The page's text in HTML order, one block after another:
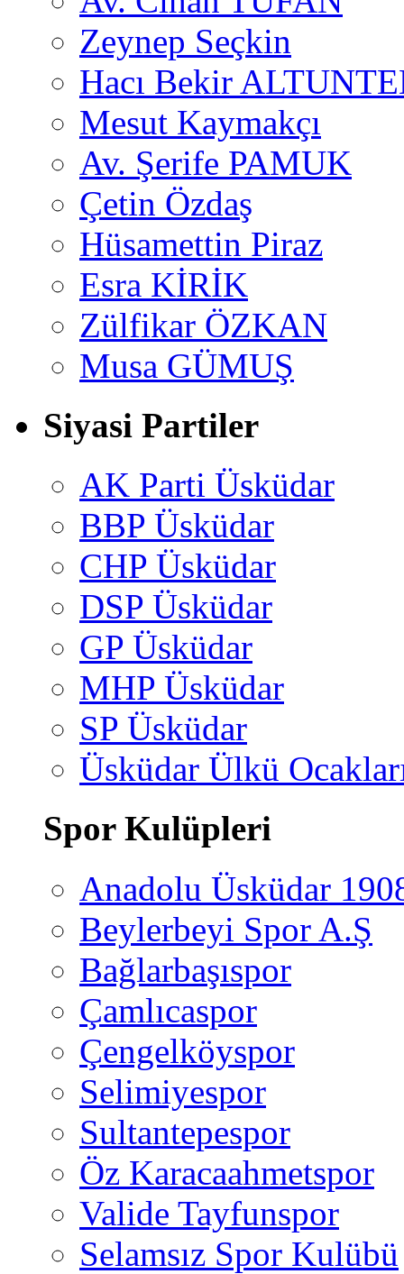
Zeynep Seçkin
Hacı Bekir
Mesut Kaymakçı
Av. Şerife PAMUK
Çetin Özdaş
Hüsamettin Piraz
Esra KİRİK
Zülfikar ÖZKAN
Musa GÜMUŞ
Siyasi Partiler
AK Parti Üsküdar
BBP Üsküdar
CHP Üsküdar
DSP Üsküdar
GP Üsküdar
MHP Üsküdar
SP Üsküdar
Üsküdar Ülkü
Spor Kulüpleri
Anadolu Üsküdar
Beylerbeyi Spor A.Ş
Bağlarbaşıspor
Çamlıcaspor
Çengelköyspor
Selimiyespor
Sultantepespor
Öz Karacaahmetspor
Valide Tayfunspor
Selamsız Spor Kulübü